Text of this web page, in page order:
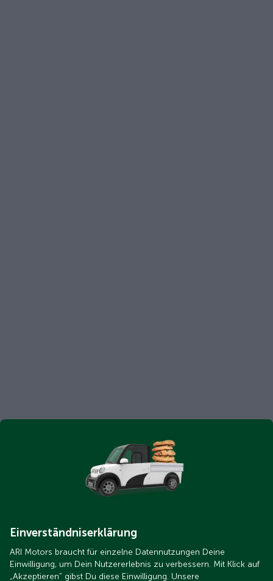
Einverständniserklärung
ARI Motors braucht für einzelne Datennutzungen Deine
Einwilligung, um Dein Nutzererlebnis zu verbessern. Mit Klick auf
„Akzeptieren“ gibst Du diese Einwilligung. Unsere